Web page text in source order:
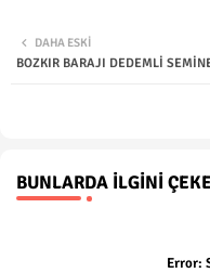
DAHA ESKI
BOZKIR BARAJI DEDEMLİ
BUNLARDA İLGINI
Error: